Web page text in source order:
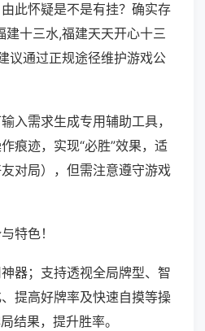
此怀疑是不是有挂？确实存
十三水,福建天天开心十三
议通过正规途径维护游戏公
入需求生成专用辅助工具，
痕迹，实现“必胜”效果，适
对局），但需注意遵守游戏
特色！
器；支持透视全局牌型、智
提高好牌率及快速自摸等操
结果，提升胜率。